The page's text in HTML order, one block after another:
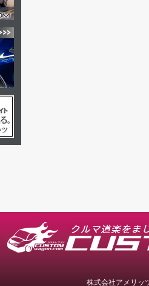
株式会社アメリ